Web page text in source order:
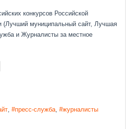
конкурсов Российской
(Лучший муниципальный сайт, Лучшая
и Журналисты за местное
пресс-служба журналисты